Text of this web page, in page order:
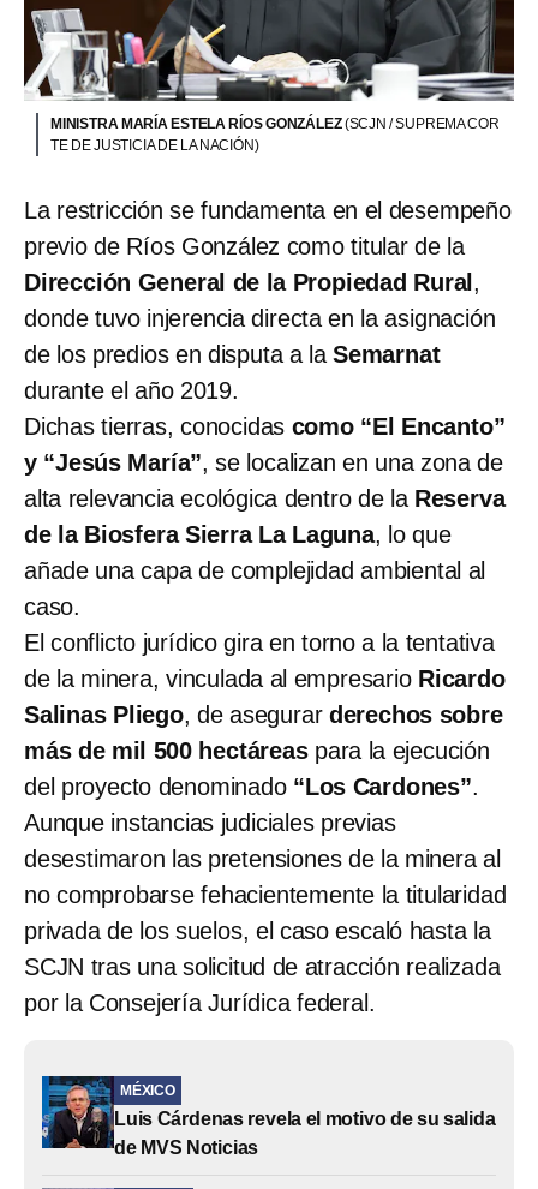
MINISTRA MARÍA ESTELA RÍOS GONZÁLEZ(SCJN / SUPREMA COR
TE DE JUSTICIA DE LA NACIÓN)
La restricción se fundamenta en el desempeño
previo de Ríos González como titular de la
Dirección General de la Propiedad Rural,
donde tuvo injerencia directa en la asignación
de los predios en disputa a laSemarnat
durante el año 2019.
Dichas tierras, conocidas como “El Encanto”
y “Jesús María”, se localizan en una zona de
alta relevancia ecológica dentro de la Reserva
de la Biosfera Sierra La Laguna, lo que
añade una capa de complejidad ambiental al
caso.
El conflicto jurídico gira en torno a la tentativa
de la minera, vinculada al empresario Ricardo
Salinas Pliego, de asegurar derechos sobre
más de mil 500 hectáreaspara la ejecución
del proyecto denominado “Los Cardones”.
Aunque instancias judiciales previas
desestimaron las pretensiones de la minera al
no comprobarse fehacientemente la titularidad
privada de los suelos, el caso escaló hasta la
SCJN tras una solicitud de atracción realizada
por la Consejería Jurídica federal.
MÉXICO
Luis Cárdenas revela el motivo de su salida
de MVS Noticias